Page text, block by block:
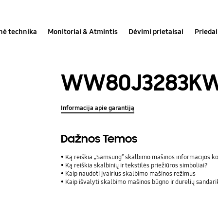
technika Monitoriai & Atmintis Dėvimi prietaisai Priedai
Informacija apie garantiją
Dažnos Temos
Ką reiškia „Samsung“ skalbimo mašinos informacijos
Ką reiškia skalbinių ir tekstilės priežiūros simboliai?
Kaip naudoti įvairius skalbimo mašinos režimus
Kaip išvalyti skalbimo mašinos būgno ir durelių